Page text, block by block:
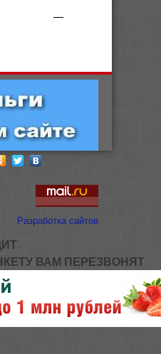
—
Разработка сайтов
ВАМ ПЕРЕЗВОНЯТ